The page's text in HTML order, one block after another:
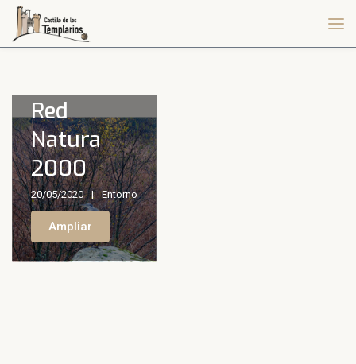
Red
Natura
2000
20/05/2020 Entorno
Ampliar